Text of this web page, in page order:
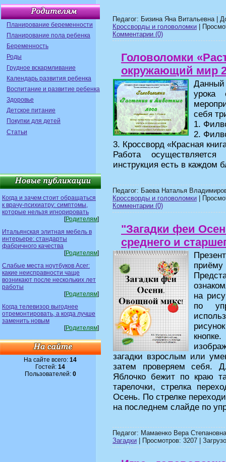
Планирование беременности
Планирование пола ребенка
Беременность
Роды
Грудное вскармливание
Календарь развития ребенка
Воспитание и развитие ребенка
Здоровье
Детское питание
Покупки для детей
Статьи
Когда и зачем стоит обращаться
к врачу-психиатру: симптомы,
которые нельзя игнорировать
[Родителям]
Итальянская элитная мебель в
интерьере: стандарты
фабричного качества
[Родителям]
Слабые места ноутбуков Acer:
какие неисправности чаще
возникают после нескольких лет
работы
[Родителям]
Когда телевизор выгоднее
отремонтировать, а когда лучше
заменить новым
[Родителям]
На сайте всего:14
Гостей:14
Пользователей: 0
Педагог: Бизина Яна Витальевна |
Кроссворды и головоломки |
Комментарии (0)
Головоломки
окружающий мир
Данный
урока
себя
1.
2.
3. Кроссворд «Красная
Работа
инструкция есть в каждом
Педагог: Баева Наталья
Кроссворды и головоломки |
Комментарии (0)
"Загадки феи
среднего и
на
по
загадки взрослым или
затем проверяем себя.
Яблочко бежит по краю
тарелочки, стрелка
Осень. По стрелке
на последнем слайде по
Педагог: Мамаенко Вера
Загадки | Просмотров: 3207 |